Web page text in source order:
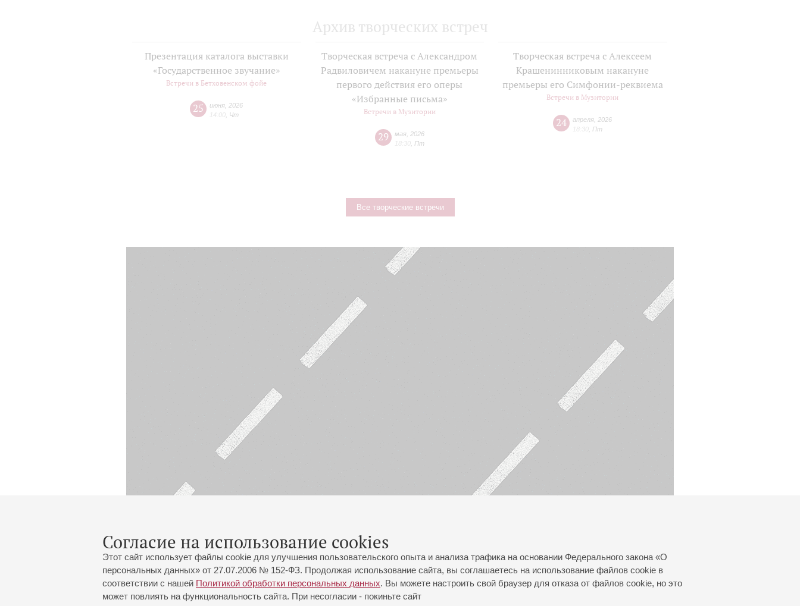
Согласие на использование cookies
Этот сайт использует файлы cookie для улучшения пользовательского опыта и анализа трафика на основании Федерального закона «О
персональных данных» от 27.07.2006 № 152-ФЗ. Продолжая использование сайта, вы соглашаетесь на использование файлов cookie в
соответствии с нашей Политикой обработки персональных данных. Вы можете настроить свой браузер для отказа от файлов cookie, но это
может повлиять на функциональность сайта. При несогласии - покиньте сайт
Архив творческих встреч
Презентация каталога выставки
«Государственное звучание»
Встречи в Бетховенском фойе
25 июня 2026
14:00 Чт
Творческая встреча с Александром
Радвиловичем накануне премьеры
первого действия его оперы
«Избранные письма»
Встречи в Музитории
29 мая, 2026
18:30, Пт
Творческая встреча с Алексеем
Крашенинниковым накануне
премьеры его Симфонии-реквиема
Встречи в Музитории
24 апреля 2026
18:30 Пт
Все творческие встречи
Большой зал:
191186, Санкт-Петербург, Михайловская ул., 2
Часы работы кассы Большого зала: с 11:00 до 20:30